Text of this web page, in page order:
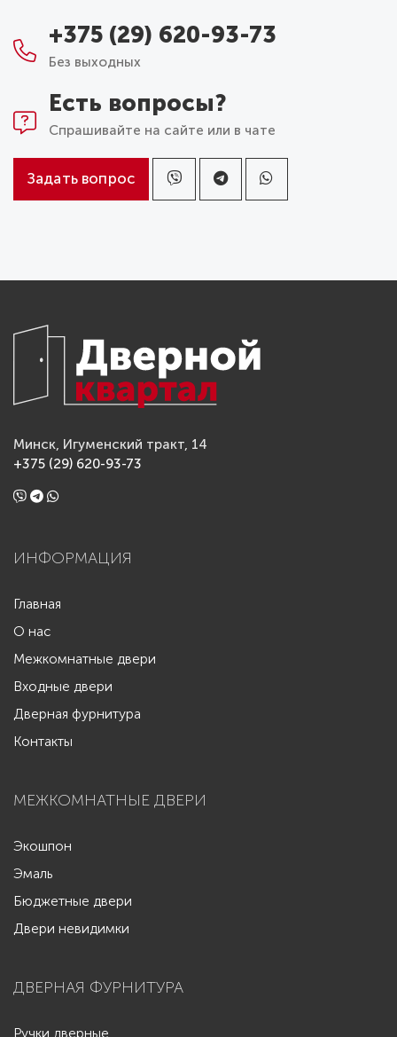
+375 (29) 620-93-73
Без выходных
Есть вопросы?
Спрашивайте на сайте или в чате
Задать вопрос
Минск, Игуменский тракт, 14
+375 (29) 620-93-73
ИНФОРМАЦИЯ
Главная
О нас
Межкомнатные двери
Входные двери
Дверная фурнитура
Контакты
МЕЖКОМНАТНЫЕ ДВЕРИ
Экошпон
Эмаль
Бюджетные двери
Двери невидимки
ДВЕРНАЯ ФУРНИТУРА